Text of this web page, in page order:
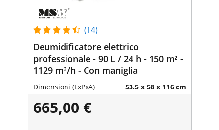
(14)
Deumidificatore elettrico
professionale - 90 L / 24 h - 150 m² -
1129 m³/h - Con maniglia
Dimensioni (LxPxA) 53.5 x 58 x 116 cm
665,00 €